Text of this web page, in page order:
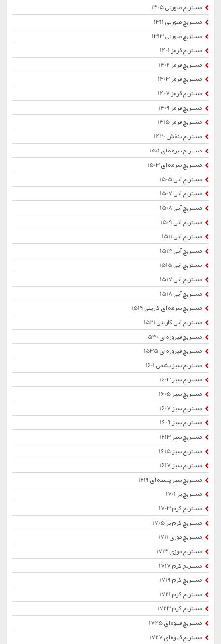
مستربچ صورتی 1305
مستربچ صورتی 1311
مستربچ صورتی 1313
مستربچ قرمز 1401
مستربچ قرمز 1402
مستربچ قرمز 1403
مستربچ قرمز 1407
مستربچ قرمز 1409
مستربچ قرمز 1415
مستربچ بنفش 1420
مستربچ سرمه ای 1501
مستربچ سرمه ای 1503
مستربچ آبی 1505
مستربچ آبی 1507
مستربچ آبی 1508
مستربچ آبی 1509
مستربچ آبی 1511
مستربچ آبی 1513
مستربچ آبی 1515
مستربچ آبی 1517
مستربچ آبی 1518
مستربچ سرمه ای کاربنی 1519
مستربچ آبی کاربنی 1521
مستربچ فیروزه ای 1530
مستربچ فیروزه ای 1535
مستربچ سبز یشمی 1601
مستربچ سبز 1603
مستربچ سبز 1605
مستربچ سبز 1607
مستربچ سبز 1609
مستربچ سبز 1613
مستربچ سبز 1615
مستربچ سبز 1617
مستربچ سبز پسته ای 1619
مستربچ بژ 1701
مستربچ کرم 1703
مستربچ کرم بژ 1705
مستربچ موزی 1711
مستربچ موزی 1713
مستربچ کرم 1717
مستربچ کرم 1719
مستربچ کرم 1721
مستربچ کرم 1723
مستربچ قهوه ای 1725
مستربچ قهوه ای 1727